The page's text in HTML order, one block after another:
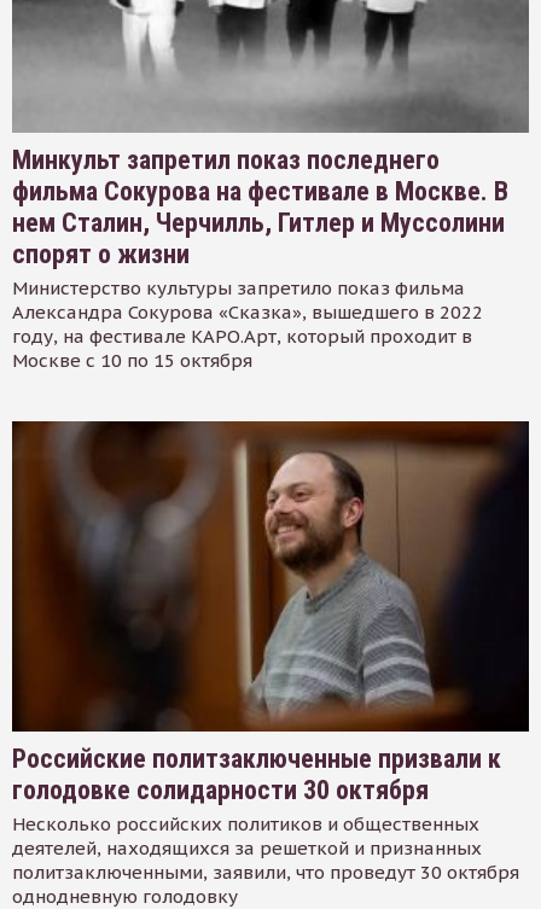
Минкульт запретил показ последнего
фильма Сокурова на фестивале в Москве. В
нем Сталин, Черчилль, Гитлер и Муссолини
спорят о жизни
Министерство культуры запретило показ фильма
Александра Сокурова «Сказка», вышедшего в 2022
году, на фестивале КАРО.Арт, который проходит в
Москве с 10 по 15 октября
Российские политзаключенные призвали к
голодовке солидарности 30 октября
Несколько российских политиков и общественных
деятелей, находящихся за решеткой и признанных
политзаключенными, заявили, что проведут 30 октября
однодневную голодовку